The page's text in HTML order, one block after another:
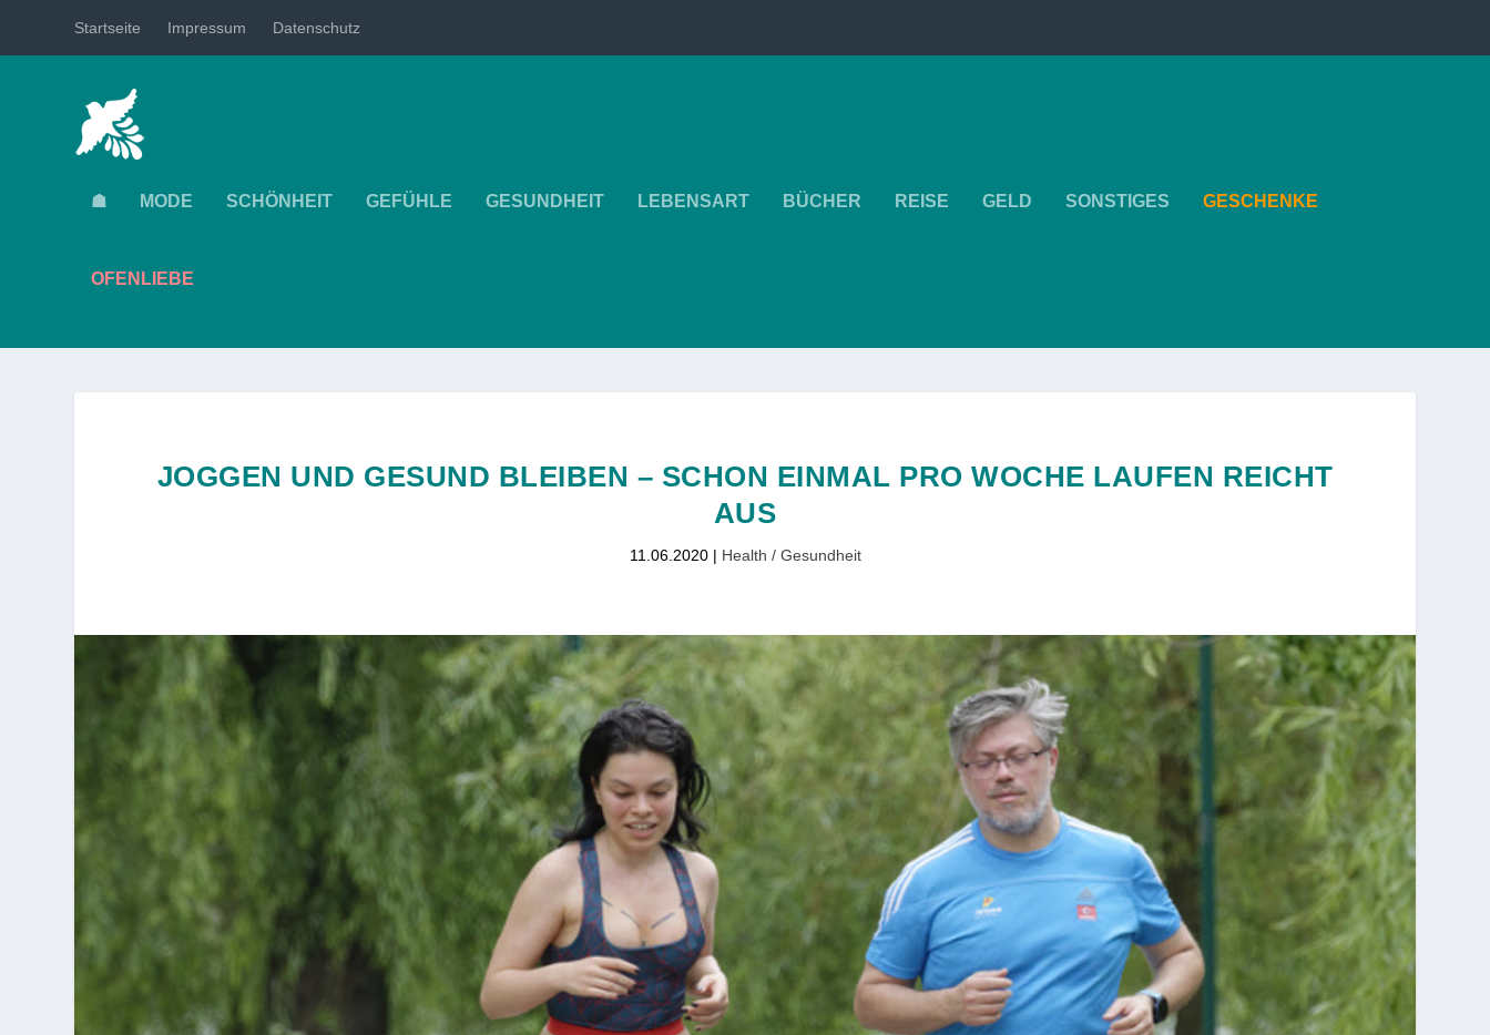
Startseite Impressum Datenschutz
☗ MODE SCHÖNHEIT GEFÜHLE GESUNDHEIT LEBENSART BÜCHER REISE GELD SONSTIGES GESCHENKE
OFENLIEBE
JOGGEN UND GESUND BLEIBEN – SCHON EINMAL PRO WOCHE LAUFEN REICHT
AUS
11.06.2020| Health / Gesundheit